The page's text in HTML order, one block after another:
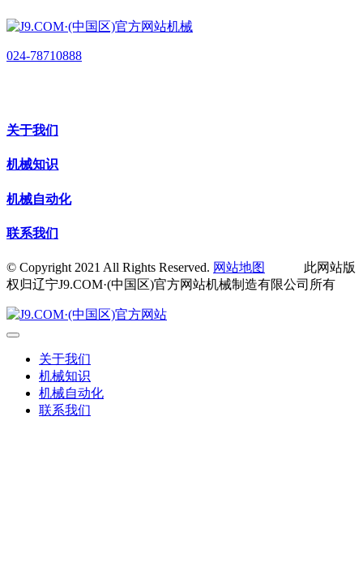
024-78710888
关于我们
机械知识
机械自动化
联系我们
© Copyright 2021 All Rights Reserved. 网站地图
此网站版
权归辽宁J9.COM·(中国区)官方网站机械制造有限公司所有
关于我们
机械知识
机械自动化
联系我们